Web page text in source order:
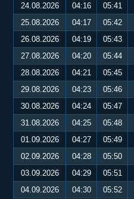
24.08.2026
04:16 05:41
25.08.2026
04:17 05:42
26.08.2026
04:19 05:43
27.08.2026
04:20 05:44
28.08.2026
04:21 05:45
29.08.2026
04:23 05:46
30.08.2026
04:24 05:47
31.08.2026
04:25 05:48
01.09.2026
04:27 05:49
02.09.2026
04:28 05:50
03.09.2026
04:29 05:51
04.09.2026
04:30 05:52